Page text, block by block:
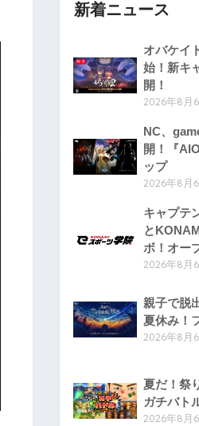
新着ニュース
オバケイ
始！新キ
開！
2026年8月
NC、
開！『
ップ
2026年8月
キャプテ
と
ボ！オー
2026年8月
親子で脱
夏休み！
2026年8月
夏だ！祭
ガチバト
2026年8月